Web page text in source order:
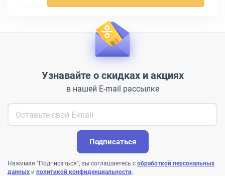
Узнавайте о скидках и акциях
в нашей E-mail рассылке
Подписаться
Нажимая "Подписаться", вы соглашаетесь с обработкой персональных
данных и политикой конфиденциальности.